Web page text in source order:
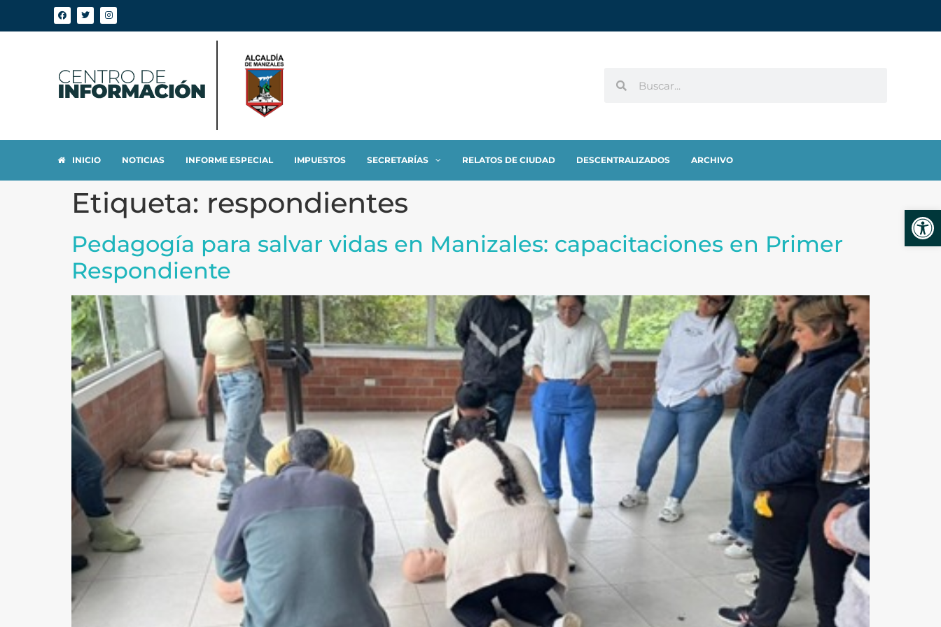
INICIO NOTICIAS INFORME ESPECIAL IMPUESTOS SECRETARÍAS RELATOS DE CIUDAD DESCENTRALIZADOS ARCHIVO
Etiqueta: respondientes
Pedagogía para salvar vidas en Manizales: capacitaciones en Primer
Respondiente